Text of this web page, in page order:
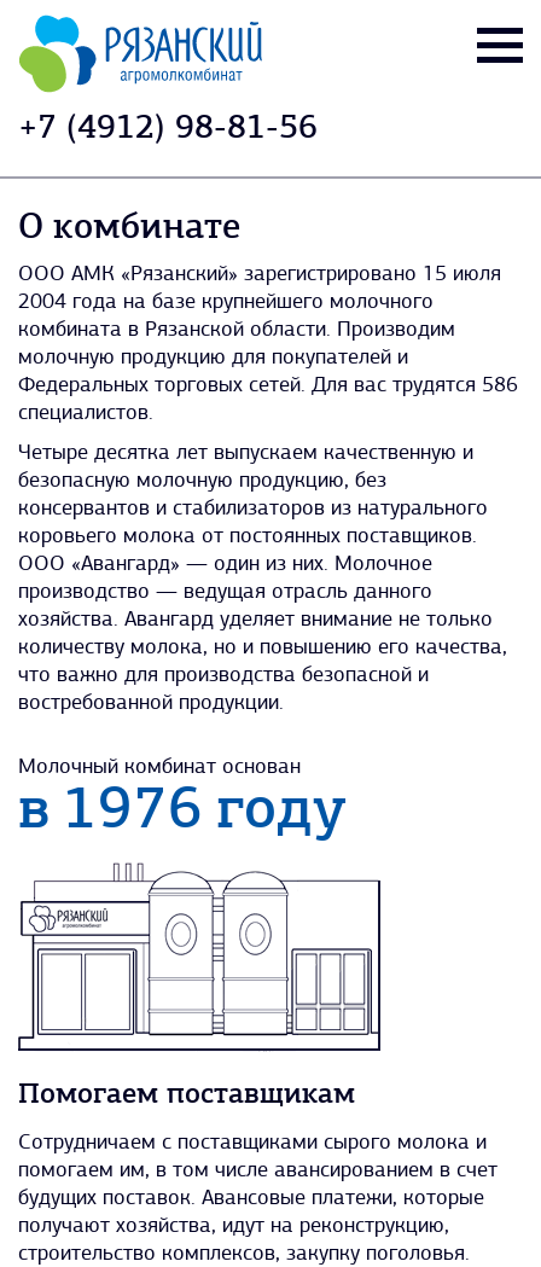
+7 (4912) 98-81-56
О комбинате
ООО АМК «Рязанский» зарегистрировано 15 июля
2004 года на базе крупнейшего молочного
комбината в Рязанской области. Производим
молочную продукцию для покупателей и
Федеральных торговых сетей. Для вас трудятся 586
специалистов.
Четыре десятка лет выпускаем качественную и
безопасную молочную продукцию, без
консервантов и стабилизаторов из натурального
коровьего молока от постоянных поставщиков.
ООО «Авангард» — один из них. Молочное
производство — ведущая отрасль данного
хозяйства. Авангард уделяет внимание не только
количеству молока, но и повышению его качества,
что важно для производства безопасной и
востребованной продукции.
Молочный комбинат основан
в 1976 году
Помогаем поставщикам
Сотрудничаем с поставщиками сырого молока и
помогаем им, в том числе авансированием в счет
будущих поставок. Авансовые платежи, которые
получают хозяйства, идут на реконструкцию,
строительство комплексов, закупку поголовья.